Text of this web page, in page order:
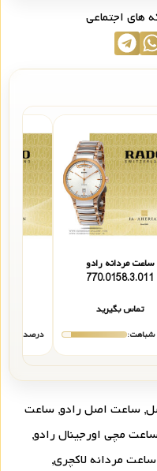
های اجتماعی
ساعت مردانه رادو
770.0158.3.011
تماس بگیرید
درصد
, ساعت اصل رادو, ساعت
مچی اورجینال رادو,
ساعت مردانه لاکچری,